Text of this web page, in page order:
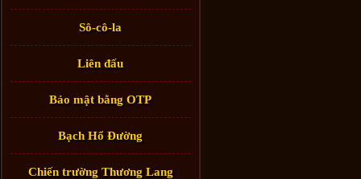
Sô-cô-la
Liên đấu
Bảo mật bằng OTP
Bạch Hổ Đường
Chiến trường Thương Lang